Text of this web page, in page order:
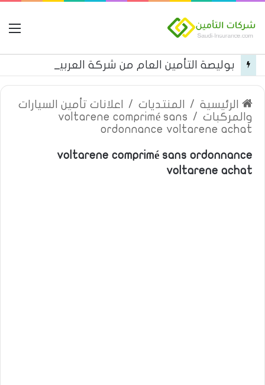
الرئيسية / المنتديات /
اعلانات تأمين السيارات
والمركبات /
voltarene comprimé sans
ordonnance voltarene achat
voltarene comprimé sans ordonnance
voltarene achat